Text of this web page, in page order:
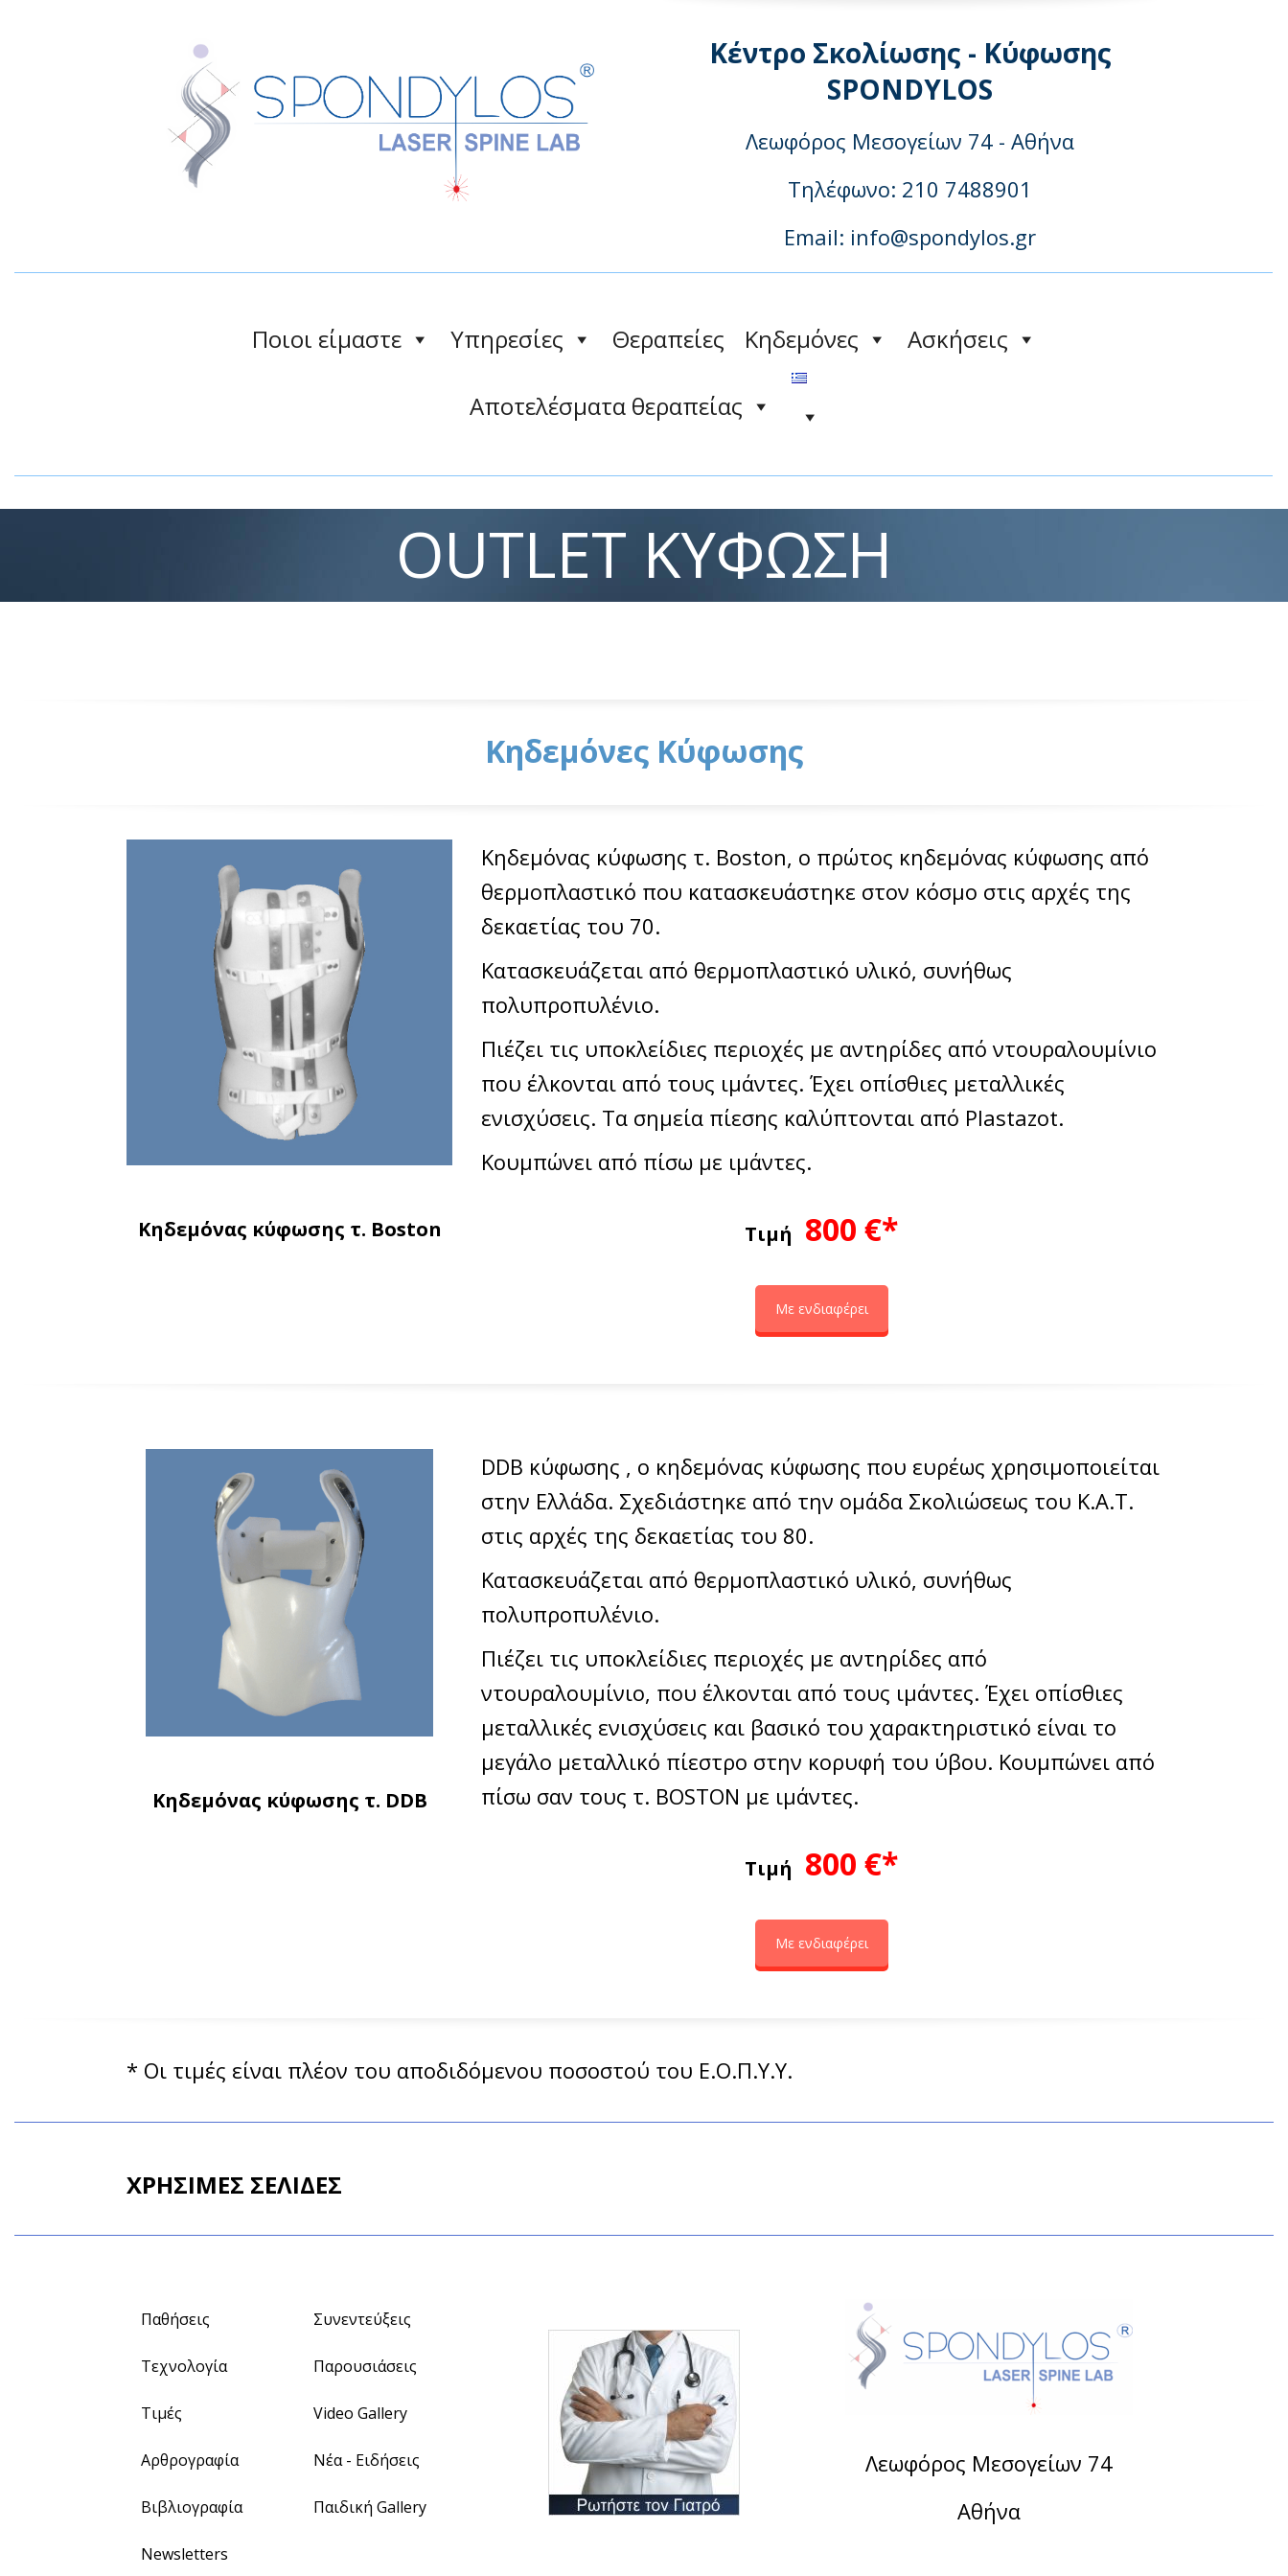
Κέντρο Σκολίωσης - Κύφωσης
SPONDYLOS
Λεωφόρος Μεσογείων 74 - Αθήνα
Τηλέφωνo: 210 7488901
Email: info@spondylos.gr
Ποιοι είμαστε Υπηρεσίες Θεραπείες Κηδεμόνες Ασκήσεις
Αποτελέσματα θεραπείας
OUTLET ΚΎΦΩΣΗ
Κηδεμόνες Κύφωσης
Κηδεμόνας κύφωσης τ. Boston
Κηδεμόνας κύφωσης τ. Boston, ο πρώτος κηδεμόνας κύφωσης από
θερμοπλαστικό που κατασκευάστηκε στον κόσμο στις αρχές της
δεκαετίας του 70.
Κατασκευάζεται από θερμοπλαστικό υλικό, συνήθως
πολυπροπυλένιο.
Πιέζει τις υποκλείδιες περιοχές με αντηρίδες από ντουραλουμίνιο
που έλκονται από τους ιμάντες. Έχει οπίσθιες μεταλλικές
ενισχύσεις. Τα σημεία πίεσης καλύπτονται από Plastazot.
Κουμπώνει από πίσω με ιμάντες.
Τιμή 800 €*
Με ενδιαφέρει
Κηδεμόνας κύφωσης τ. DDB
DDB κύφωσης , ο κηδεμόνας κύφωσης που ευρέως χρησιμοποιείται
στην Ελλάδα. Σχεδιάστηκε από την ομάδα Σκολιώσεως του Κ.Α.Τ.
στις αρχές της δεκαετίας του 80.
Κατασκευάζεται από θερμοπλαστικό υλικό, συνήθως
πολυπροπυλένιο.
Πιέζει τις υποκλείδιες περιοχές με αντηρίδες από
ντουραλουμίνιο, που έλκονται από τους ιμάντες. Έχει οπίσθιες
μεταλλικές ενισχύσεις και βασικό του χαρακτηριστικό είναι το
μεγάλο μεταλλικό πίεστρο στην κορυφή του ύβου. Κουμπώνει από
πίσω σαν τους τ. BOSTON με ιμάντες.
Τιμή 800 €*
Με ενδιαφέρει
* Οι τιμές είναι πλέον του αποδιδόμενου ποσοστού του Ε.Ο.Π.Υ.Υ.
ΧΡΗΣΙΜΕΣ ΣΕΛΙΔΕΣ
Παθήσεις
Τεχνολογία
Τιμές
Αρθρογραφία
Βιβλιογραφία
Newsletters
Συνεντεύξεις
Παρουσιάσεις
Video Gallery
Νέα - Ειδήσεις
Παιδική Gallery
Λεωφόρος Μεσογείων 74
Αθήνα